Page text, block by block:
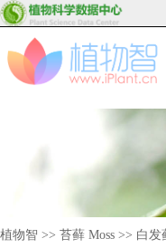
植物智 >> 苔藓 Moss >> 白发